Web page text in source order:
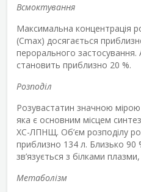
Всмоктування
Максимальна концентрація
(Cmax) досягається
перорального застосування.
становить приблизно 20 %.
Розподіл
Розувастатин значною
яка є основним місцем
ХС-ЛПНЩ. Об’єм розподілу
приблизно 134 л. Близько 90
зв’язується з білками
Метаболізм